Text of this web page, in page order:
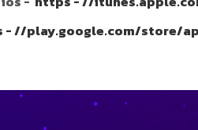
- //play.google.com/store/